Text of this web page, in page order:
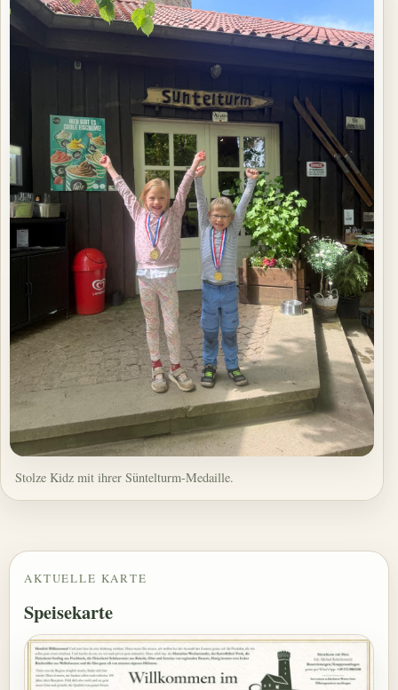
Stolze Kidz mit ihrer Süntelturm-Medaille.
AKTUELLE KARTE
Speisekarte